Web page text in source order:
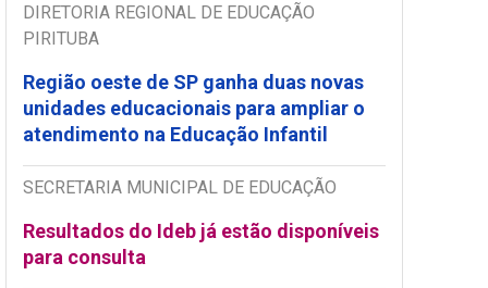
DIRETORIA REGIONAL DE EDUCAÇÃO
PIRITUBA
Região oeste de SP ganha duas novas
unidades educacionais para ampliar o
atendimento na Educação Infantil
SECRETARIA MUNICIPAL DE EDUCAÇÃO
Resultados do Ideb já estão disponíveis
para consulta